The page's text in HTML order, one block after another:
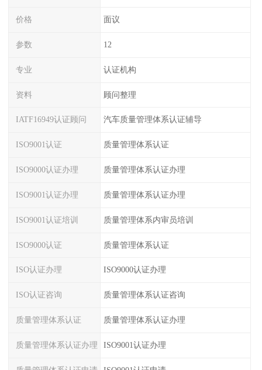
价格 面议
参数 12
专业 认证机构
资料 顾问整理
IATF16949认证顾问 汽车质量管理体系认证辅导
ISO9001认证 质量管理体系认证
ISO9000认证办理 质量管理体系认证办理
ISO9001认证办理 质量管理体系认证办理
ISO9001认证培训 质量管理体系内审员培训
ISO9000认证 质量管理体系认证
ISO认证办理 ISO9000认证办理
ISO认证咨询 质量管理体系认证咨询
质量管理体系认证 质量管理体系认证办理
质量管理体系认证办理 ISO9001认证办理